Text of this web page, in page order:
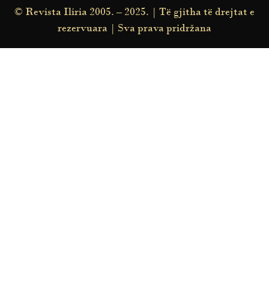
© Revista Iliria 2005. – 2025. | Të gjitha të drejtat e
rezervuara | Sva prava pridržana